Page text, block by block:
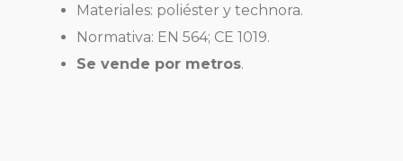
Materiales: poliéster y technora.
Normativa: EN 564; CE 1019.
Se vende por metros.